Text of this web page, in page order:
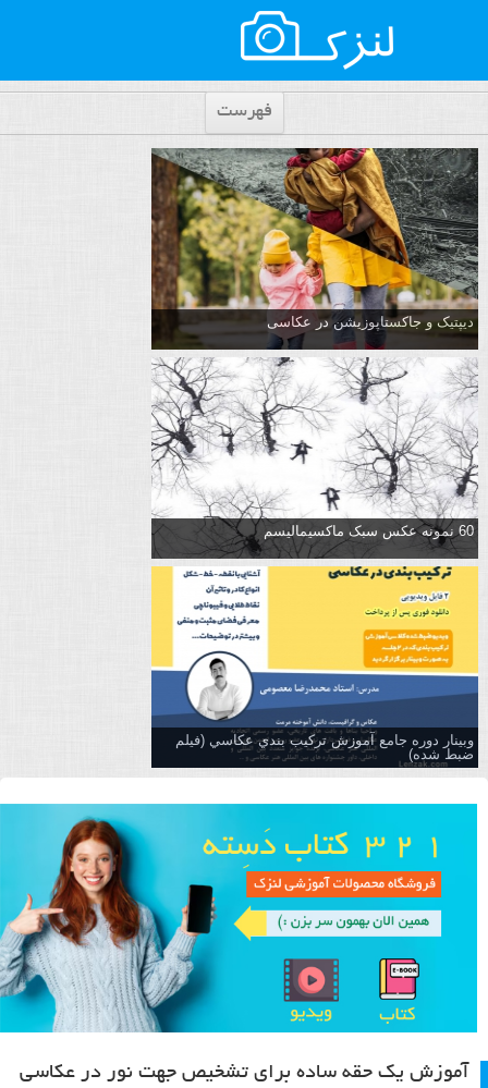
فهرست
دیپتیک و جاکستا‌پوزیشن در عکاسی
60 نمونه عکس سبک ماکسیمالیسم
وبینار دوره جامع آموزش تركيب بندي عكاسي (فیلم
ضبط شده)
آموزش یک حقه ساده برای تشخیص جهت نور در عکاسی